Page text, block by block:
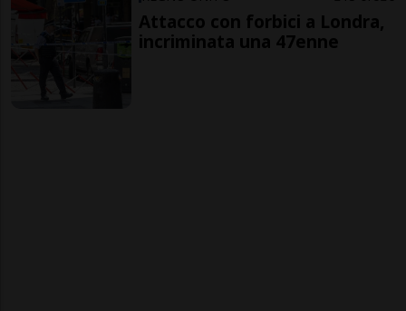
Attacco con forbici a Londra,
incriminata una 47enne